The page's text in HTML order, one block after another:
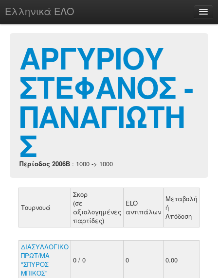
Ελληνικά ΕΛΟ
chesstu.be @ discord
Login
ΑΡΓΥΡΙΟΥ
ΣΤΕΦΑΝΟΣ -
ΠΑΝΑΓΙΩΤΗ
Σ
Περίοδος 2006B : 1000 -> 1000
Τουρνουά
Σκορ
(σε
αξιολογημένες
παρτίδες)
ELO
αντιπάλων
Μεταβολή
ή
Απόδοση
ΔΙΑΣΥΛΛΟΓΙΚΟ
ΠΡΩΤ/ΜΑ
"ΣΠΥΡΟΣ
ΜΠΙΚΟΣ"
0 / 0 0 0.00